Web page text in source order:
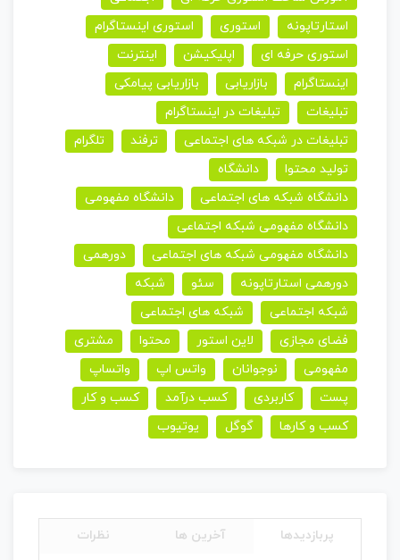
استارتاپونه
استوری
استوری اینستاگرام
استوری حرفه ای
اپلیکیشن
اینترنت
اینستاگرام
بازاریابی
بازاریابی پیامکی
تبلیغات
تبلیغات در اینستاگرام
تبلیغات در شبکه های اجتماعی
ترفند
تلگرام
تولید محتوا
دانشگاه
دانشگاه شبکه های اجتماعی
دانشگاه مفهومی
دانشگاه مفهومی شبکه اجتماعی
دانشگاه مفهومی شبکه های اجتماعی
دورهمی
دورهمی استارتاپونه
سئو
شبکه
شبکه اجتماعی
شبکه های اجتماعی
فضای مجازی
لاین استور محتوا
مشتری
مفهومی
نوجوانان واتس اپ
واتساپ
پست
کاربردی کسب درآمد
کسب و کار
کسب و کارها
گوگل یوتیوب
پربازدیدها آخرین ها نظرات